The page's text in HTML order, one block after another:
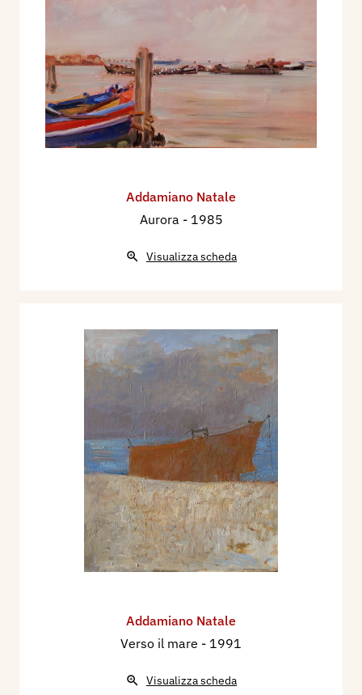
Addamiano Natale
Aurora - 1985
Visualizza scheda
Addamiano Natale
Verso il mare - 1991
Visualizza scheda